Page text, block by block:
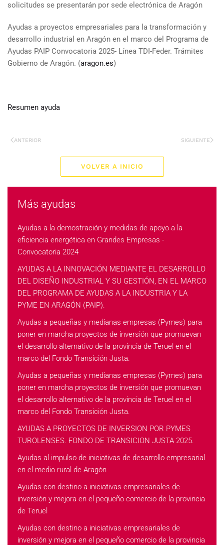
solicitudes se presentarán por sede electrónica de Aragón
Ayudas a proyectos empresariales para la transformación y
desarrollo industrial en Aragón en el marco del Programa de
Ayudas PAIP Convocatoria 2025- Línea TDI-Feder. Trámites
Gobierno de Aragón. (aragon.es)
Resumen ayuda
ANTERIOR SIGUIENTE
VOLVER A INICIO
Más ayudas
Ayudas a la demostración y medidas de apoyo a la
eficiencia energética en Grandes Empresas -
Convocatoria 2024
AYUDAS A LA INNOVACIÓN MEDIANTE EL DESARROLLO
DEL DISEÑO INDUSTRIAL Y SU GESTIÓN, EN EL MARCO
DEL PROGRAMA DE AYUDAS A LA INDUSTRIA Y LA
PYME EN ARAGÓN (PAIP).
Ayudas a pequeñas y medianas empresas (Pymes) para
poner en marcha proyectos de inversión que promuevan
el desarrollo alternativo de la provincia de Teruel en el
marco del Fondo Transición Justa.
Ayudas a pequeñas y medianas empresas (Pymes) para
poner en marcha proyectos de inversión que promuevan
el desarrollo alternativo de la provincia de Teruel en el
marco del Fondo Transición Justa.
AYUDAS A PROYECTOS DE INVERSION POR PYMES
TUROLENSES. FONDO DE TRANSICION JUSTA 2025.
Ayudas al impulso de iniciativas de desarrollo empresarial
en el medio rural de Aragón
Ayudas con destino a iniciativas empresariales de
inversión y mejora en el pequeño comercio de la provincia
de Teruel
Ayudas con destino a iniciativas empresariales de
inversión y mejora en el pequeño comercio de la provincia